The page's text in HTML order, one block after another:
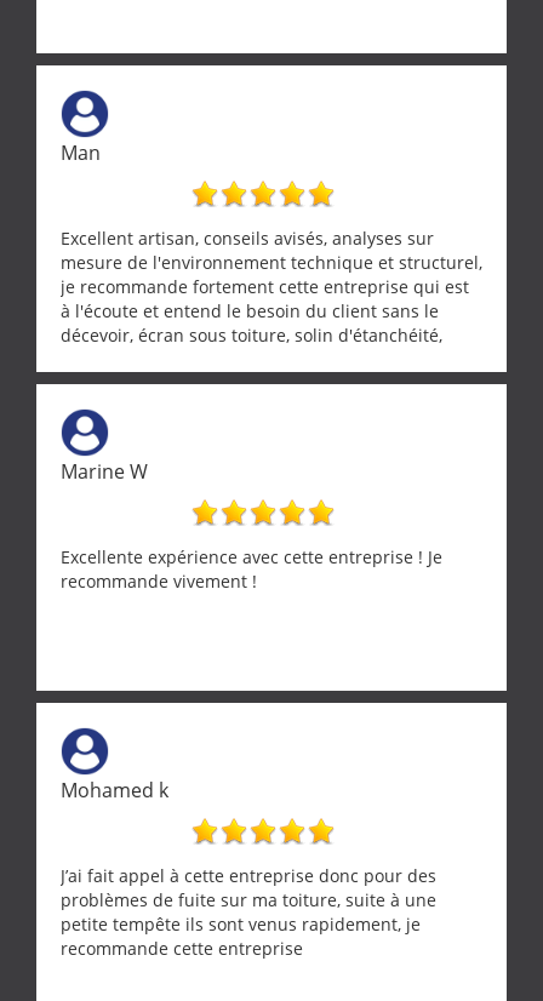
Man
Excellent artisan, conseils avisés, analyses sur
mesure de l'environnement technique et structurel,
je recommande fortement cette entreprise qui est
à l'écoute et entend le besoin du client sans le
décevoir, écran sous toiture, solin d'étanchéité,
récupérateur d'eau, tout a été parfaitement mis en
œuvre sans besoin d'y revenir. confiance assurée.
Marine W
Excellente expérience avec cette entreprise ! Je
recommande vivement !
Mohamed k
J’ai fait appel à cette entreprise donc pour des
problèmes de fuite sur ma toiture, suite à une
petite tempête ils sont venus rapidement, je
recommande cette entreprise